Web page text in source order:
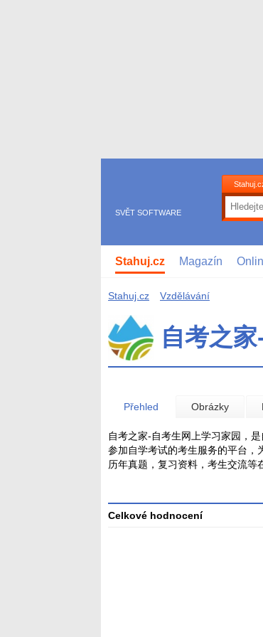
SVĚT SOFTWARE
Stahuj.cz Magazín
Stahuj.cz Vzdělávání
自考之
Přehled Obrázky
自考之家-自考生网上学习家园，
参加自学考试的考生服务的平台，
历年真题，复习资料，考生交流等
Celkové hodnocení